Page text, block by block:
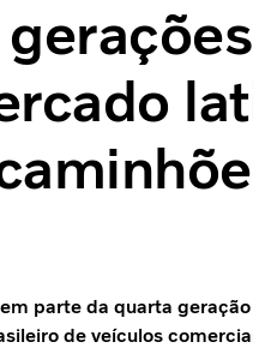
parte da quarta
de veículos